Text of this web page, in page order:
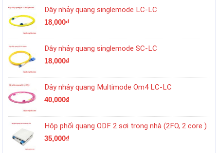
Dây nhảy quang singlemode LC-LC
18,000₫
Dây nhảy quang singlemode SC-LC
18,000₫
Dây nhảy quang Multimode Om4 LC-LC
40,000₫
Hộp phối quang ODF 2 sợi trong nhà (2FO, 2 core )
35,000₫